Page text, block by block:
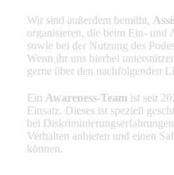
Wir sind außerdem bemüht,
organisieren, die beim Ein- und
sowie bei der Nutzung des
Wenn ihr uns hierbei
gerne über den nachfolgenden
Ein Awareness-Team ist seit
Einsatz. Dieses ist speziell
bei
Verhalten anbieten und einen
können.